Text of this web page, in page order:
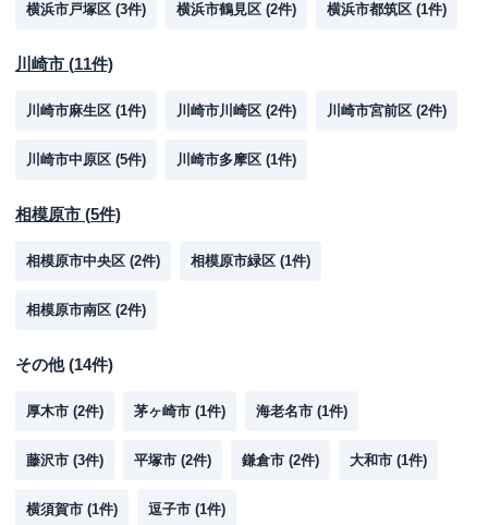
横浜市戸塚区 (3件) 横浜市鶴見区 (2件) 横浜市都筑区 (1件)
川崎市 (11件)
川崎市麻生区 (1件) 川崎市川崎区 (2件) 川崎市宮前区 (2件)
川崎市中原区 (5件) 川崎市多摩区 (1件)
相模原市 (5件)
相模原市中央区 (2件) 相模原市緑区 (1件)
相模原市南区 (2件)
その他(14件)
厚木市 (2件) 茅ヶ崎市 (1件) 海老名市 (1件)
藤沢市 (3件) 平塚市 (2件) 鎌倉市 (2件) 大和市 (1件)
横須賀市 (1件) 逗子市 (1件)